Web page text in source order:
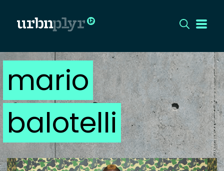
CÍMLAP
DIZÁJN
DIVAT
HIP
mario
balotelli